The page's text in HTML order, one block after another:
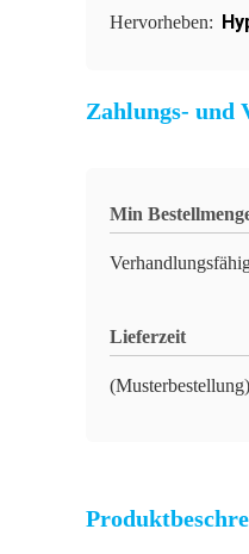
Hervorheben:
Zahlungs- und
Min
Lieferzeit